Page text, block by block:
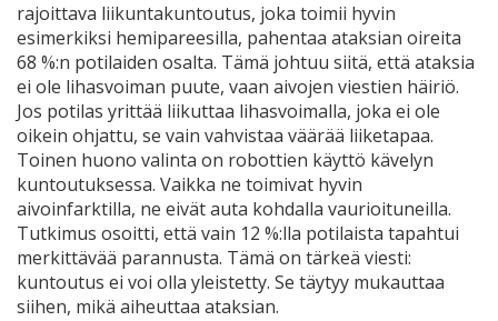
rajoittava liikuntakuntoutus, joka toimii hyvin
esimerkiksi hemipareesilla, pahentaa ataksian oireita
68 %:n potilaiden osalta. Tämä johtuu siitä, että ataksia
ei ole lihasvoiman puute, vaan aivojen viestien häiriö.
Jos potilas yrittää liikuttaa lihasvoimalla, joka ei ole
oikein ohjattu, se vain vahvistaa väärää liiketapaa.
Toinen huono valinta on robottien käyttö kävelyn
kuntoutuksessa. Vaikka ne toimivat hyvin
aivoinfarktilla, ne eivät auta kohdalla vaurioituneilla.
Tutkimus osoitti, että vain 12 %:lla potilaista tapahtui
merkittävää parannusta. Tämä on tärkeä viesti:
kuntoutus ei voi olla yleistetty. Se täytyy mukauttaa
siihen, mikä aiheuttaa ataksian.